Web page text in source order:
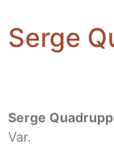
Serge
Serge
Var.